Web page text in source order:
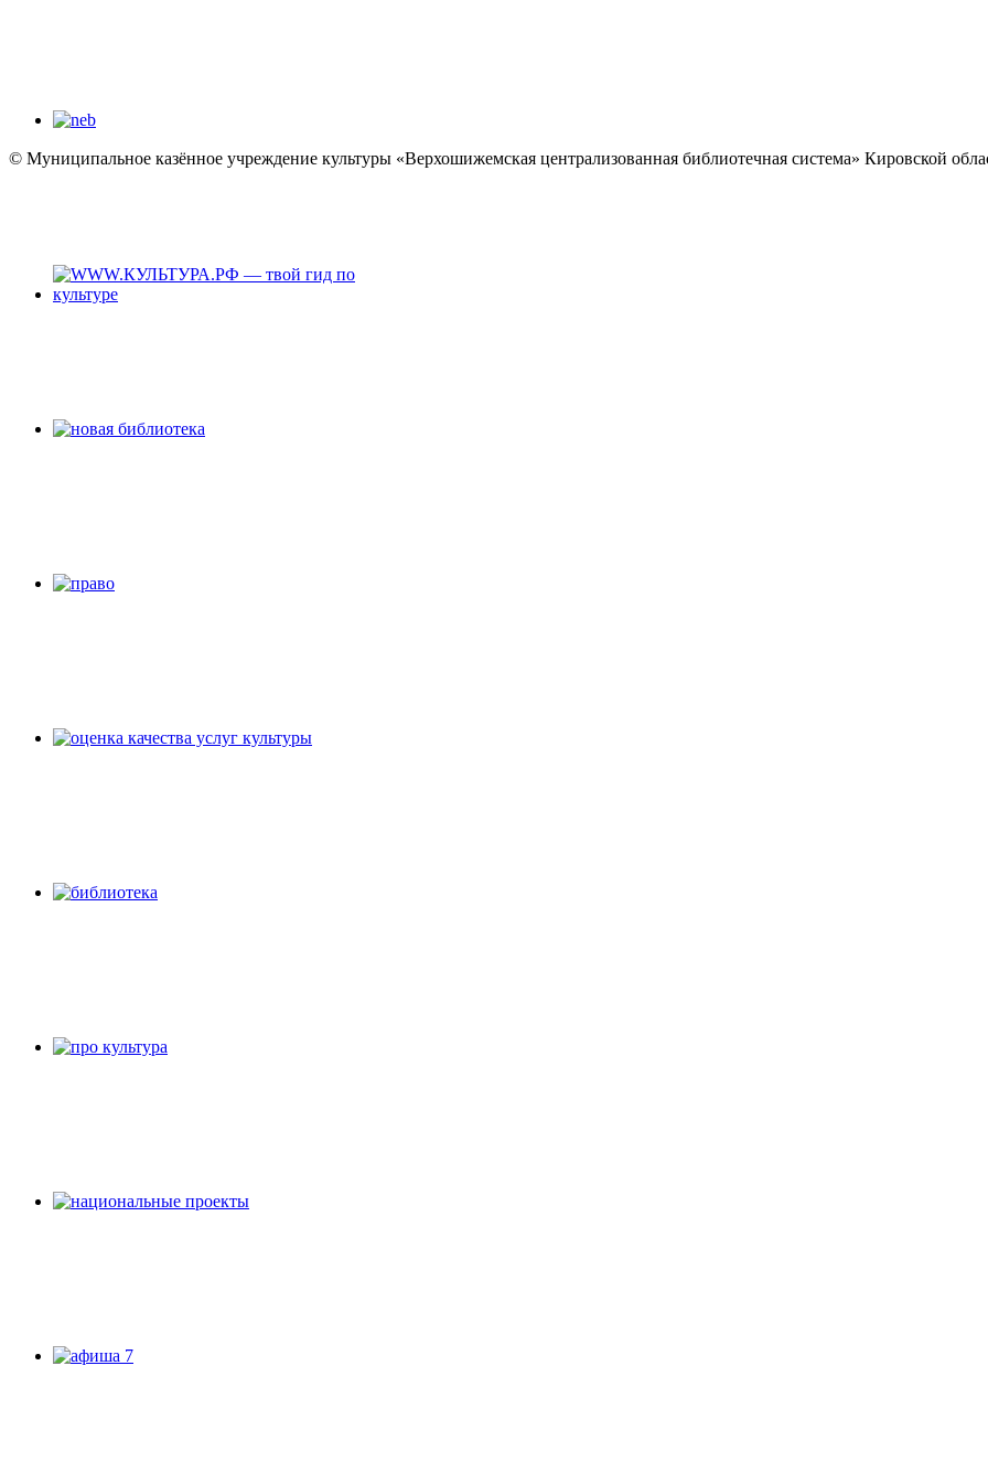
© Муниципальное казённое учреждение культуры «Верхошижемская централизованная библиотечная система» Кировской